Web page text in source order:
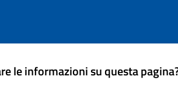
le informazioni su questa